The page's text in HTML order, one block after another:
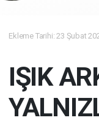
Ekleme Tarihi: 23 Şubat
IŞIK